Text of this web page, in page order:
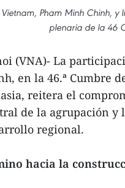
Pham Minh Chinh, y
plenaria de la 46
(VNA)- La
en la 46.ª Cumbre
reitera el
de la agrupación y
regional.
hacia la